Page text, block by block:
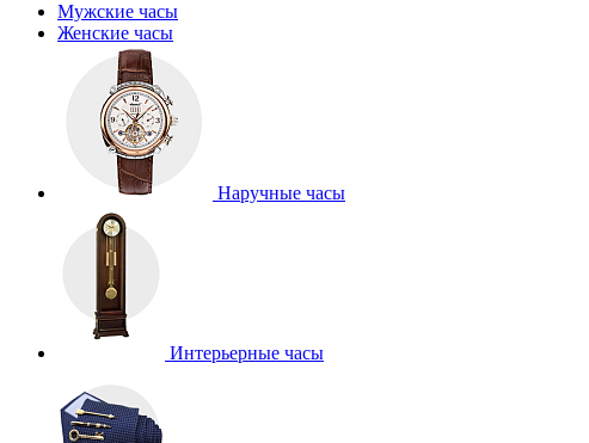
Мужские часы
Женские часы
Наручные часы
Интерьерные часы